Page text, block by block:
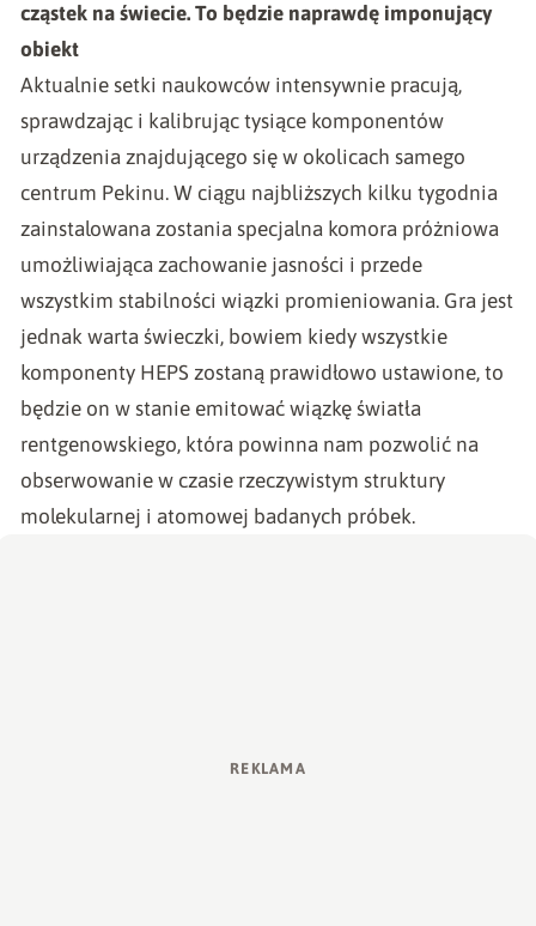
cząstek na świecie. To będzie naprawdę imponujący
obiekt
Aktualnie setki naukowców intensywnie pracują,
sprawdzając i kalibrując tysiące komponentów
urządzenia znajdującego się w okolicach samego
centrum Pekinu. W ciągu najbliższych kilku tygodnia
zainstalowana zostania specjalna komora próżniowa
umożliwiająca zachowanie jasności i przede
wszystkim stabilności wiązki promieniowania. Gra jest
jednak warta świeczki, bowiem kiedy wszystkie
komponenty HEPS zostaną prawidłowo ustawione, to
będzie on w stanie emitować wiązkę światła
rentgenowskiego, która powinna nam pozwolić na
obserwowanie w czasie rzeczywistym struktury
molekularnej i atomowej badanych próbek.